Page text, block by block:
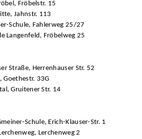
Fröbelstr. 15
Jahnstr. 113
Schule, Fahlerweg 25/27
Langenfeld, Fröbelweg 25
Straße, Herrenhauser Str. 52
Goethestr. 33G
Gruitener Str. 14
Schule, Erich-Klauser-Str. 1
Lerchenweg 2